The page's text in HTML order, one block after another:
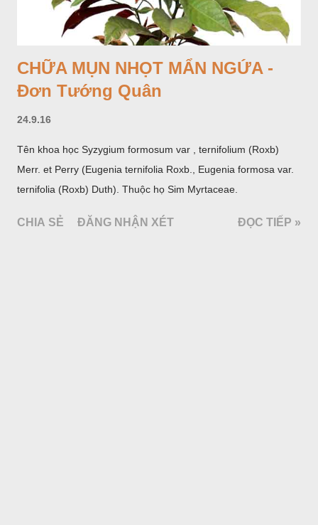
CHỮA MỤN NHỌT MẨN NGỨA -
Đơn Tướng Quân
24.9.16
Tên khoa học Syzygium formosum var , ternifolium (Roxb)
Merr. et Perry (Eugenia ternifolia Roxb., Eugenia formosa var.
ternifolia (Roxb) Duth). Thuộc họ Sim Myrtaceae.
CHIA SẺ ĐĂNG NHẬN XÉT ĐỌC TIẾP »